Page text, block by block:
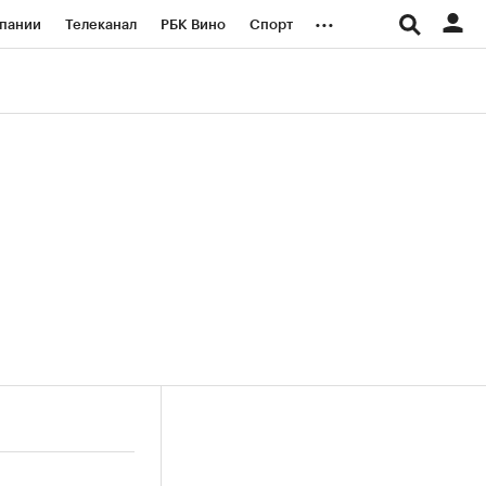
Телеканал РБК Вино Спорт ...